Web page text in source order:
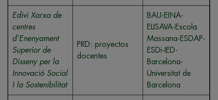
Edivi Xarxa de
centres
d’Enenyament
Superior de
Disseny per la
Innovació Social
I la Sostenibilitat
PRD: proyectos
docentes
BAU-EINA-
ELISAVA-Escola
Massana-ESDAP-
ESDi-IED-
Barcelona-
Universitat de
Barcelona